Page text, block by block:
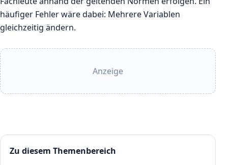
häufiger Fehler wäre dabei: Mehrere Variablen
gleichzeitig ändern.
Anzeige
Zu diesem Themenbereich